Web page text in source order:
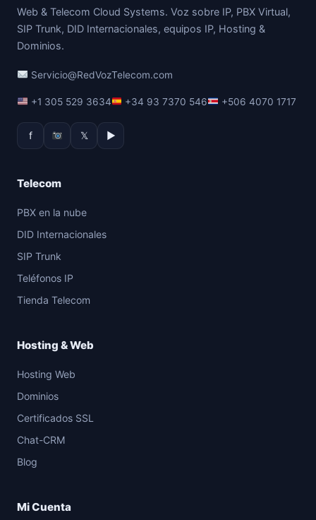
Web & Telecom Cloud Systems. Voz sobre IP, PBX Virtual,
SIP Trunk, DID Internacionales, equipos IP, Hosting &
Dominios.
Servicio@RedVozTelecom.com
+1 305 529 3634 +34 93 7370 546 +506 4070 1717
f 𝕏 ▶
Telecom
PBX en la nube
DID Internacionales
SIP Trunk
Teléfonos IP
Tienda Telecom
Hosting & Web
Hosting Web
Dominios
Certificados SSL
Chat-CRM
Blog
Mi Cuenta